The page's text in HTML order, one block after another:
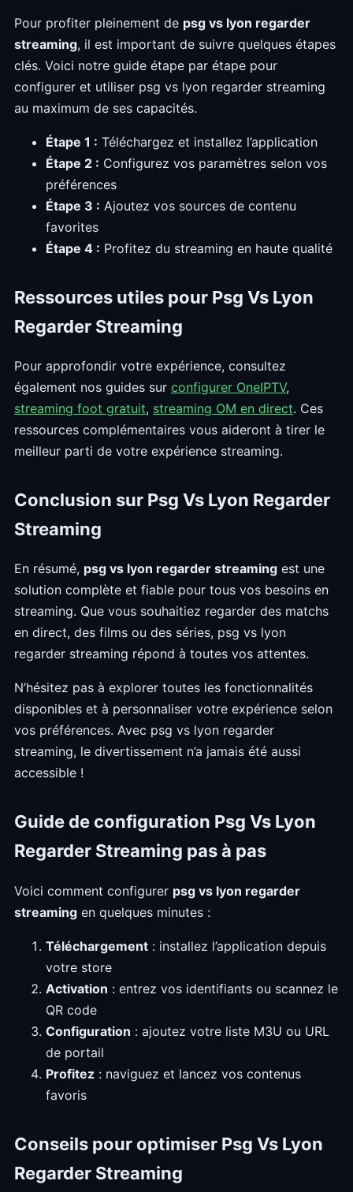
Pour profiter pleinement de psg vs lyon regarder
streaming, il est important de suivre quelques étapes
clés. Voici notre guide étape par étape pour
configurer et utiliser psg vs lyon regarder streaming
au maximum de ses capacités.
Étape 1 : Téléchargez et installez l’application
Étape 2 : Configurez vos paramètres selon vos
préférences
Étape 3 : Ajoutez vos sources de contenu
favorites
Étape 4 : Profitez du streaming en haute qualité
Ressources utiles pour Psg Vs Lyon
Regarder Streaming
Pour approfondir votre expérience, consultez
également nos guides sur configurer OneIPTV,
streaming foot gratuit, streaming OM en direct. Ces
ressources complémentaires vous aideront à tirer le
meilleur parti de votre expérience streaming.
Conclusion sur Psg Vs Lyon Regarder
Streaming
En résumé, psg vs lyon regarder streaming est une
solution complète et fiable pour tous vos besoins en
streaming. Que vous souhaitiez regarder des matchs
en direct, des films ou des séries, psg vs lyon
regarder streaming répond à toutes vos attentes.
N’hésitez pas à explorer toutes les fonctionnalités
disponibles et à personnaliser votre expérience selon
vos préférences. Avec psg vs lyon regarder
streaming, le divertissement n’a jamais été aussi
accessible !
Guide de configuration Psg Vs Lyon
Regarder Streaming pas à pas
Voici comment configurer psg vs lyon regarder
streaming en quelques minutes :
Téléchargement : installez l’application depuis
votre store
Activation : entrez vos identifiants ou scannez le
QR code
Configuration : ajoutez votre liste M3U ou URL
de portail
Profitez : naviguez et lancez vos contenus
favoris
Conseils pour optimiser Psg Vs Lyon
Regarder Streaming